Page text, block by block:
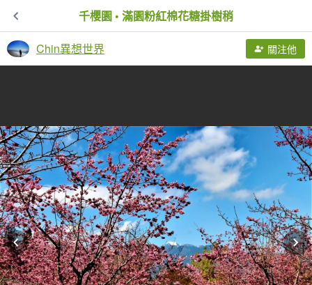
千櫻園 • 滿園粉紅棉花糖掛樹稍
Chin異想世界 關注他